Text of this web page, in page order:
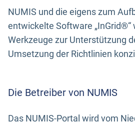
NUMIS und die eigens zum
entwickelte Software „InGrid®“
Werkzeuge zur Unterstützung
Umsetzung der Richtlinien
Die Betreiber von NUMIS
Das NUMIS-Portal wird vom